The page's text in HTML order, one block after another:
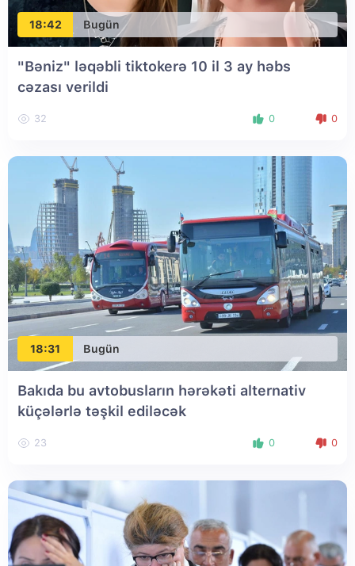
18:42 Bugün
"Bəniz" ləqəbli tiktokerə 10 il 3 ay həbs
cəzası verildi
32 0 0
18:31 Bugün
Bakıda bu avtobusların hərəkəti alternativ
küçələrlə təşkil ediləcək
23 0 0